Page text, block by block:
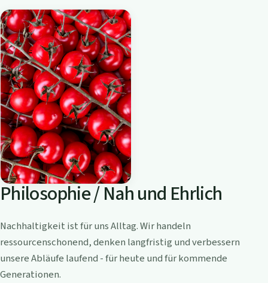
Philosophie / Nah und Ehrlich
Nachhaltigkeit ist für uns Alltag. Wir handeln
ressourcenschonend, denken langfristig und verbessern
unsere Abläufe laufend - für heute und für kommende
Generationen.